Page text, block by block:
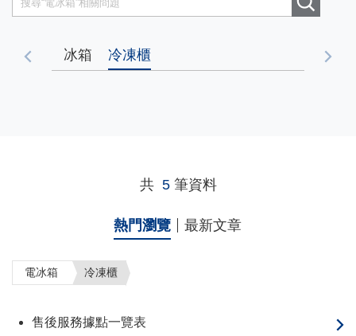
冰箱 冷凍櫃
共 5 筆資料
熱門瀏覽 最新文章
電冰箱 冷凍櫃
售後服務據點一覽表